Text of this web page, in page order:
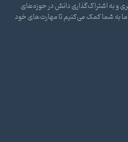
و به اشتراک‌گذاری دانش در حوزه‌های
به شما کمک می‌کنیم تا مهارت‌های خود